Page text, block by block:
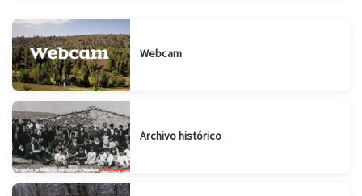
Webcam
Archivo histórico